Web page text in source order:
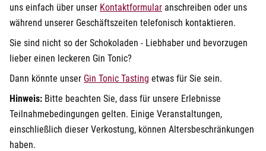
uns einfach über unser Kontaktformularöffnet in neuem Fenster
anschreiben oder uns
während unserer Geschäftszeiten telefonisch kontaktieren.
Sie sind nicht so der Schokoladen - Liebhaber und bevorzugen
lieber einen leckeren Gin Tonic?
Dann könnte unser Gin Tonic Tasting öffnet in neuem Fenster
etwas für Sie sein.
Hinweis: Bitte beachten Sie, dass für unsere Erlebnisse
Teilnahmebedingungen gelten. Einige Veranstaltungen,
einschließlich dieser Verkostung, können Altersbeschränkungen
haben.